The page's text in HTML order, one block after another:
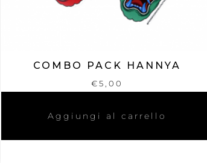
COMBO PACK HANNYA
€5,00
Aggiungi al carrello